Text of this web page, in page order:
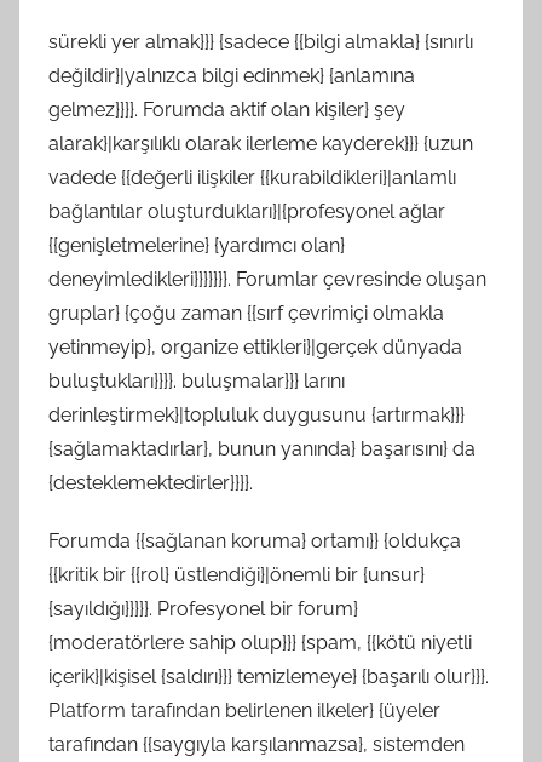
sürekli yer almak}}} {sadece {{bilgi almakla} {sınırlı
değildir}|yalnızca bilgi edinmek} {anlamına
gelmez}}}}. Forumda aktif olan kişiler} şey
alarak}|karşılıklı olarak ilerleme kayderek}}} {uzun
vadede {{değerli ilişkiler {{kurabildikleri}|anlamlı
bağlantılar oluşturdukları}|{profesyonel ağlar
{{genişletmelerine} {yardımcı olan}
deneyimledikleri}}}}}}}. Forumlar çevresinde oluşan
gruplar} {çoğu zaman {{sırf çevrimiçi olmakla
yetinmeyip}, organize ettikleri}|gerçek dünyada
buluştukları}}}}. buluşmalar}}} larını
derinleştirmek}|topluluk duygusunu {artırmak}}}
{sağlamaktadırlar}, bunun yanında} başarısını} da
{desteklemektedirler}}}}.
Forumda {{sağlanan koruma} ortamı}} {oldukça
{{kritik bir {{rol} üstlendiği}|önemli bir {unsur}
{sayıldığı}}}}}. Profesyonel bir forum}
{moderatörlere sahip olup}}} {spam, {{kötü niyetli
içerik}|kişisel {saldırı}}} temizlemeye} {başarılı olur}}}.
Platform tarafından belirlenen ilkeler} {üyeler
tarafından {{saygıyla karşılanmazsa}, sistemden